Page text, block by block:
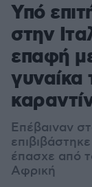
Υπό
στην
επαφή
γυναίκα
Επέβαιναν
έπασχε από
Αφρική